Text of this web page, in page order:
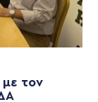
τον